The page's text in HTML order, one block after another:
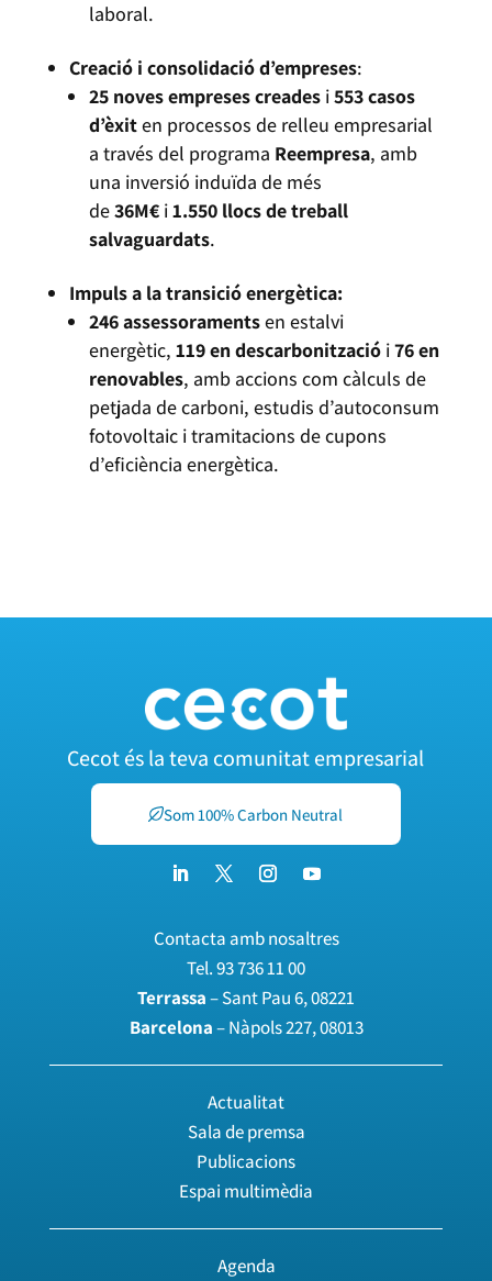
laboral.
Creació i consolidació d’empreses:
25 noves empreses creadesi553 casos
d’èxiten processos de relleu empresarial
a través del programa Reempresa, amb
una inversió induïda de més
de36M€i1.550 llocs de treball
salvaguardats.
Impuls a la transició energètica:
246 assessoramentsen estalvi
energètic, 119 en descarbonitzaciói76 en
renovables, amb accions com càlculs de
petjada de carboni, estudis d’autoconsum
fotovoltaic i tramitacions de cupons
d’eficiència energètica.
Cecot és la teva comunitat empresarial
Som 100% Carbon Neutral
Contacta amb nosaltres
Tel.93 736 11 00
Terrassa– Sant Pau 6, 08221
Barcelona– Nàpols 227, 08013
Actualitat
Sala de premsa
Publicacions
Espai multimèdia
Agenda